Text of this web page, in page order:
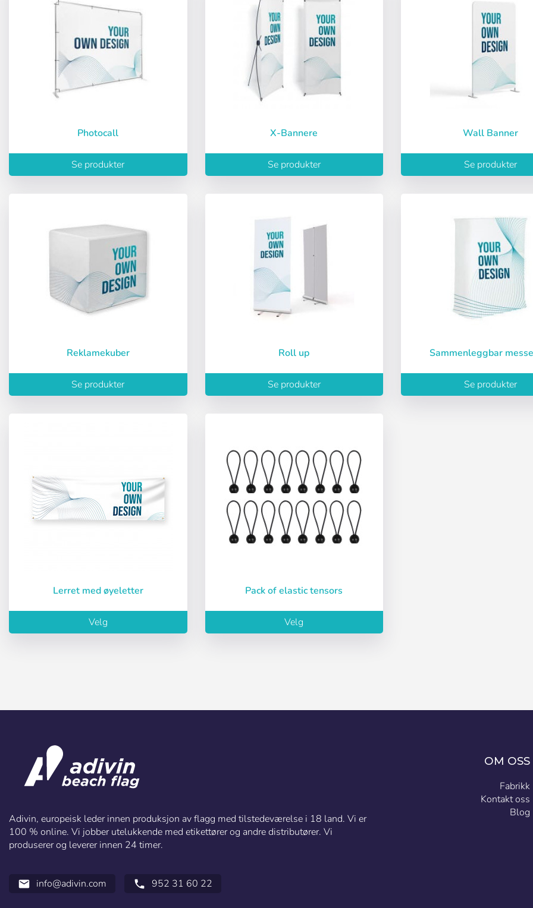
Logg inn
Bruker (VAT):
Husk passord: Ja Nei
Gjenopprett passord
Español Français
Sverige Slovenija
Photocall
Se produkter
X-Bannere
Se produkter
Wall Banner
Se produkter
Reklamekuber
Se produkter
Roll up
Se produkter
Sammenleggbar
Se produkter
Lerret med øyeletter
Velg
Pack of elastic tensors
Velg
Adivin, europeisk leder innen produksjon av flagg med tilstedeværelse i 18 land. Vi er
100 % online. Vi jobber utelukkende med etikettører og andre distributører. Vi
produserer og leverer innen 24 timer.
email info@adivin.com call 952 31 60 22
OM OSS
Fabrikk
Kontakt oss
Blog